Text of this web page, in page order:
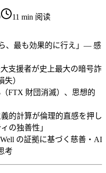
11 min 阅读
、最も効果的に行え」— 感
支援者が史上最大の暗号詐
失）
FTX 財団消滅）、思想的
的計算が倫理的直感を押し
の独善性」
の証拠に基づく慈善・AI
考